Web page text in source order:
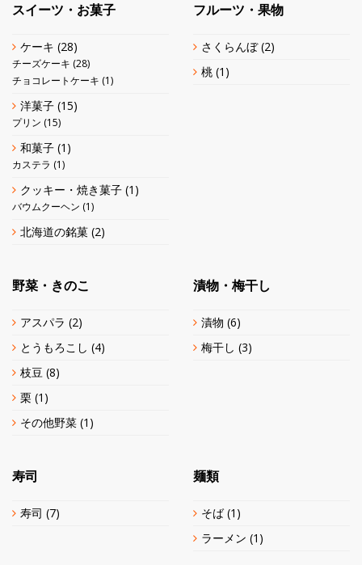
スイーツ・お菓子
ケーキ (28)
チーズケーキ (28)
チョコレートケーキ (1)
洋菓子 (15)
プリン (15)
和菓子 (1)
カステラ (1)
クッキー・焼き菓子 (1)
バウムクーヘン (1)
北海道の銘菓 (2)
フルーツ・果物
さくらんぼ(2)
桃 (1)
野菜・きのこ
アスパラ (2)
とうもろこし (4)
枝豆 (8)
栗 (1)
その他野菜 (1)
漬物・梅干し
漬物 (6)
梅干し (3)
寿司
寿司 (7)
麺類
そば(1)
ラーメン (1)